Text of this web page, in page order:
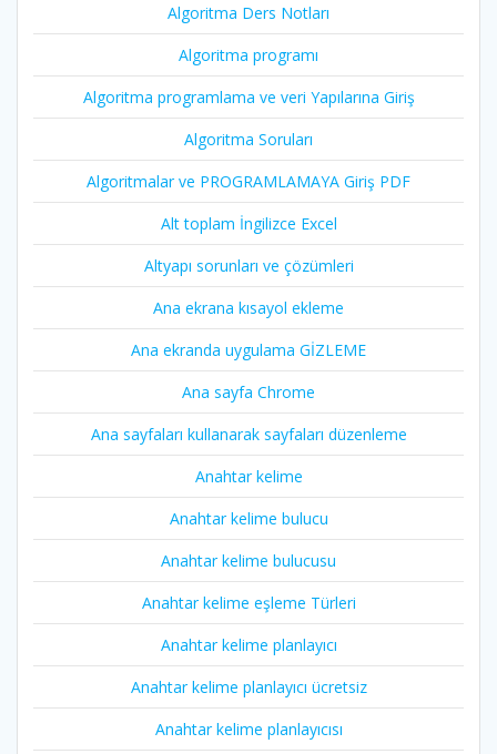
Algoritma Ders Notları
Algoritma programı
Algoritma programlama ve veri Yapılarına Giriş
Algoritma Soruları
Algoritmalar ve PROGRAMLAMAYA Giriş PDF
Alt toplam İngilizce Excel
Altyapı sorunları ve çözümleri
Ana ekrana kısayol ekleme
Ana ekranda uygulama GİZLEME
Ana sayfa Chrome
Ana sayfaları kullanarak sayfaları düzenleme
Anahtar kelime
Anahtar kelime bulucu
Anahtar kelime bulucusu
Anahtar kelime eşleme Türleri
Anahtar kelime planlayıcı
Anahtar kelime planlayıcı ücretsiz
Anahtar kelime planlayıcısı